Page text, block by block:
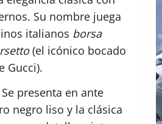
Su nombre juega
italianos borsa
(el icónico bocado
Gucci).
Se presenta en ante
negro liso y la clásica